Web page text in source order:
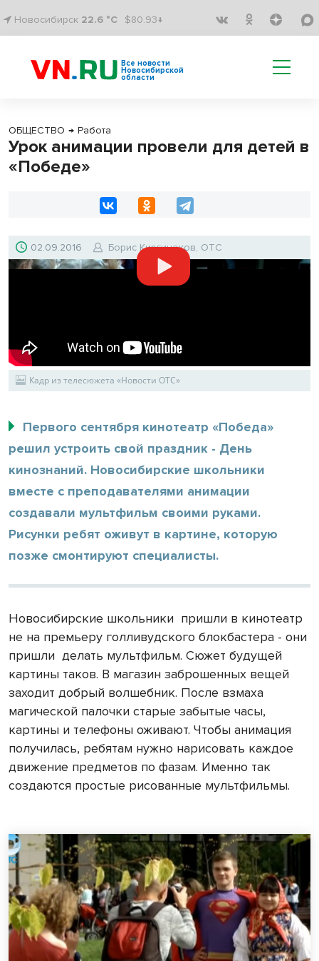
Новосибирск 22.6 °C $80.93↓
Все новости
Новосибирской
области
ОБЩЕСТВО → Работа
Урок анимации провели для детей в
«Победе»
02.09.2016 Борис Киргинеков, ОТС
Кадр из телесюжета «Новости ОТС»
Первого сентября кинотеатр «Победа»
решил устроить свой праздник - День
кинознаний. Новосибирские школьники
вместе с преподавателями анимации
создавали мультфильм своими руками.
Рисунки ребят оживут в картине, которую
позже смонтируют специалисты.
Новосибирские школьники пришли в кинотеатр
не на премьеру голливудского блокбастера - они
пришли делать мультфильм. Сюжет будущей
картины таков. В магазин заброшенных вещей
заходит добрый волшебник. После взмаха
магической палочки старые забытые часы,
картины и телефоны оживают. Чтобы анимация
получилась, ребятам нужно нарисовать каждое
движение предметов по фазам. Именно так
создаются простые рисованные мультфильмы.